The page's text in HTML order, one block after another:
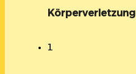
Körperverletzung
1